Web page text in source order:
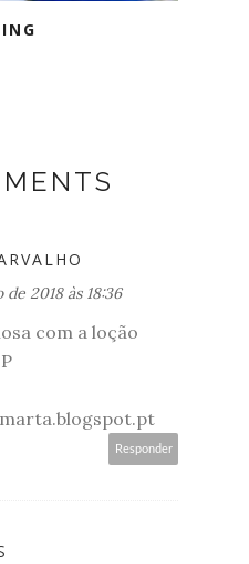
2018 às 18:36
com a loção
Responder